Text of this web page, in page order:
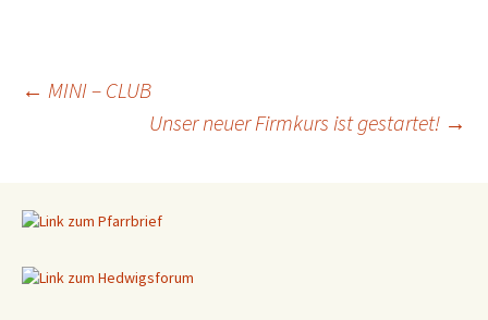
Beitragsnavigation
← MINI – CLUB
Unser neuer Firmkurs ist gestartet! →